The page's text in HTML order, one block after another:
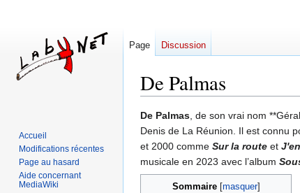
De Palmas
Aller
à
la
navigation
Aller
à
la
recherche
De Palmas, de son vrai nom
Denis de La Réunion. Il est connu
et 2000 comme Sur la route et
musicale en 2023 avec l’album
Sommaire
Page Discussion
Accueil
Modifications récentes
Page au hasard
Aide concernant
MediaWiki